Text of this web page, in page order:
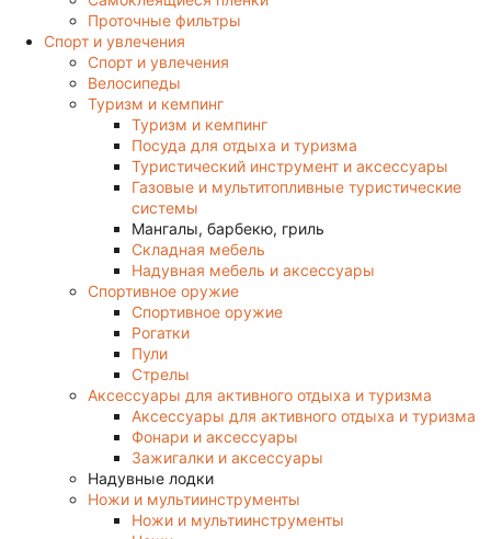
Проточные фильтры
Спорт и увлечения
Спорт и увлечения
Велосипеды
Туризм и кемпинг
Туризм и кемпинг
Посуда для отдыха и туризма
Туристический инструмент и аксессуары
Газовые и мультитопливные туристические
системы
Мангалы, барбекю, гриль
Складная мебель
Надувная мебель и аксессуары
Спортивное оружие
Спортивное оружие
Рогатки
Пули
Стрелы
Аксессуары для активного отдыха и туризма
Аксессуары для активного отдыха и туризма
Фонари и аксессуары
Зажигалки и аксессуары
Надувные лодки
Ножи и мультиинструменты
Ножи и мультиинструменты